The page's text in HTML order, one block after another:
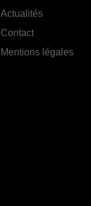
Actualités
Contact
Mentions légales